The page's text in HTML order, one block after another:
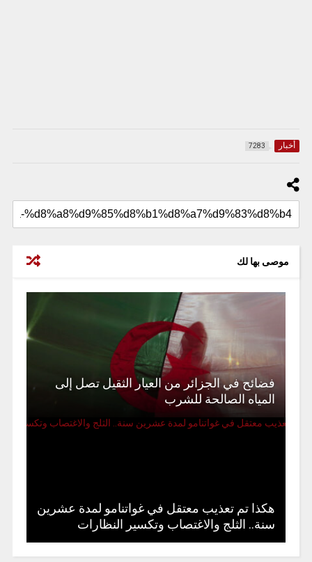
أخبار 7283
موصى بها لك
فضائح في الجزائر من العيار الثقيل تصل إلى
المياه الصالحة للشرب
هكذا تم تعذيب معتقل في غواتنامو لمدة عشرين
سنة.. الثلج والاغتصاب وتكسير النظارات